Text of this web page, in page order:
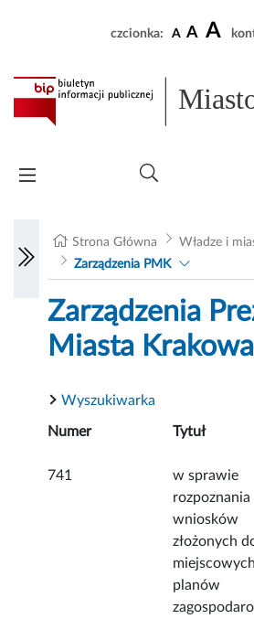
czcionka: A A A
Strona Główna Władze i
Zarządzenia PMK
Zarządzenia
Miasta Krakowa
Wyszukiwarka
Numer Tytuł
741
w sprawie
rozpoznania
wniosków
złożonych
miejscowych
planów